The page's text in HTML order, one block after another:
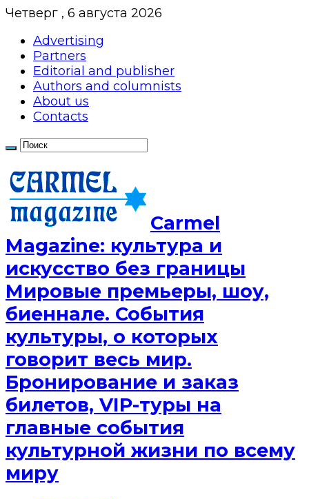
Четверг , 6 августа 2026
Advertising
Partners
Editorial and publisher
Authors and columnists
About us
Contacts
Сarmel
Magazine: культура и
искусство без границы
Мировые премьеры, шоу,
биеннале. События
культуры, о которых
говорит весь мир.
Бронирование и заказ
билетов, VIP-туры на
главные события
культурной жизни по всему
миру